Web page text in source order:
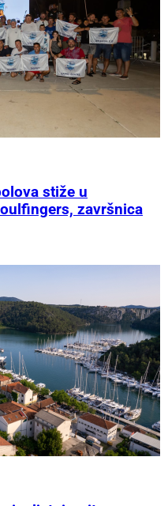
ljetni izlazak:
se na Brodaricu!
stiže u
završnica